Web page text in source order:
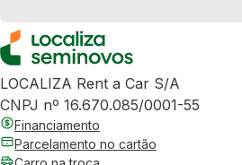
LOCALIZA Rent a Car S/A
CNPJ nº 16.670.085/0001-55
Financiamento
Parcelamento no cartão